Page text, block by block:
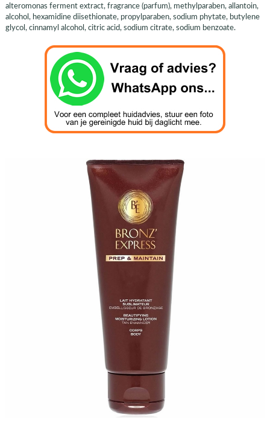
alteromonas ferment extract, fragrance (parfum), methylparaben, allantoin,
alcohol, hexamidine diisethionate, propylparaben, sodium phytate, butylene
glycol, cinnamyl alcohol, citric acid, sodium citrate, sodium benzoate.